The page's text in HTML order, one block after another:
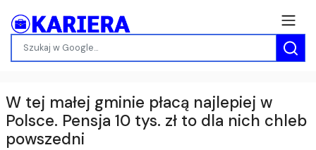
W tej małej gminie płacą najlepiej w
Polsce. Pensja 10 tys. zł to dla nich chleb
powszedni